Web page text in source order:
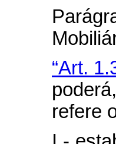
“Art.
refere